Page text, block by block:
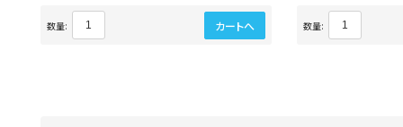
数量: カートへ 数量: